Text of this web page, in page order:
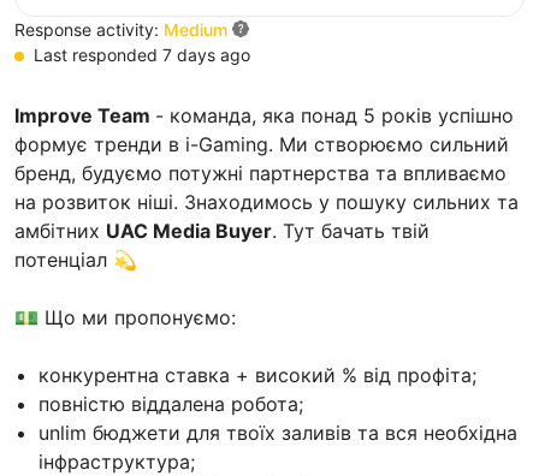
Improve Team - команда, яка понад 5 років успішно
формує тренди в i-Gaming. Ми створюємо сильний
бренд, будуємо потужні партнерства та впливаємо
на розвиток ніші. Знаходимось у пошуку сильних та
амбітних UAC Media Buyer. Тут бачать твій
потенціал 💫
💵 Що ми пропонуємо:
конкурентна ставка + високий % від профіта;
повністю віддалена робота;
unlim бюджети для твоїх заливів та вся необхідна
інфраструктура;
Response activity: Medium
Last responded 7 days ago